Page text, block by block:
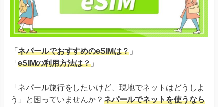
「 ネパールでおすすめのeSIMは？ 」
「 eSIMの利用方法は？ 」
「ネパール旅行をしたいけど、現地でネットはどうしよ
う」と困っていませんか？ ネパールでネットを使うなら